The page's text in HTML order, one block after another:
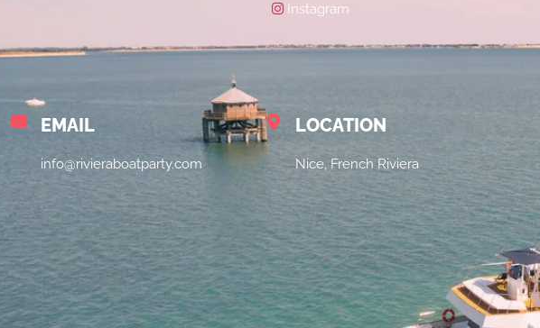
Instagram
EMAIL
info@rivieraboatparty.com
LOCATION
Nice, French Riviera